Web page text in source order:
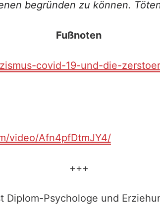
begründen zu können.
Fußnoten
covid-19-und-die-
video/Afn4pfDtmJY4/
+++
Diplom-Psychologe und